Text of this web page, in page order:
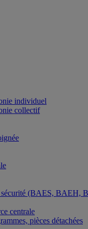
individuel
collectif
sécurité (BAES,
centrale
pièces détachées